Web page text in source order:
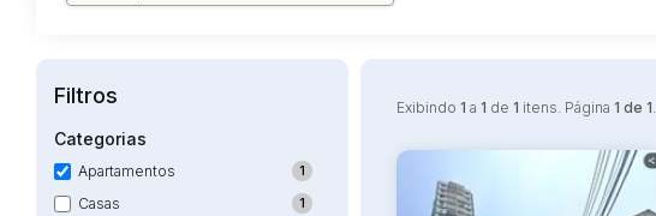
Filtros
Categorias
Apartamentos 1
Casas 1
Exibindo 1 a 1 de 1 itens. Página 1 de 1.